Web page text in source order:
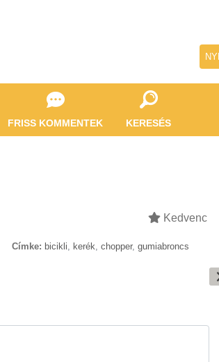
FRISS KOMMENTEK KERESÉS
Kedvenc
Címke: bicikli, kerék, chopper, gumiabroncs